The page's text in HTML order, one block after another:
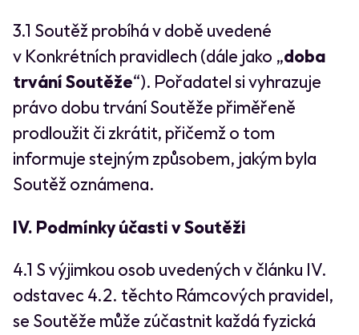
3.1 Soutěž probíhá v době uvedené
v Konkrétních pravidlech (dále jako „doba
trvání Soutěže“). Pořadatel si vyhrazuje
právo dobu trvání Soutěže přiměřeně
prodloužit či zkrátit, přičemž o tom
informuje stejným způsobem, jakým byla
Soutěž oznámena.
IV. Podmínky účasti v Soutěži
4.1 S výjimkou osob uvedených v článku IV.
odstavec 4.2. těchto Rámcových pravidel,
se Soutěže může zúčastnit každá fyzická